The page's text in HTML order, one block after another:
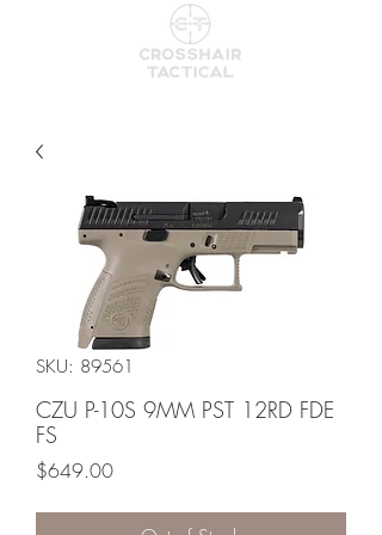
SKU: 89561
CZU P-10S 9MM PST 12RD FDE
FS
$649.00Price